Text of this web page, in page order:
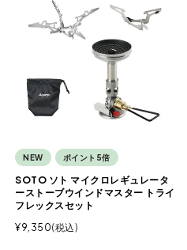
NEW ポイント5倍
SOTO ソト マイクロレギュレータ
ーストーブウインドマスター トライ
フレックスセット
¥9,350 税込